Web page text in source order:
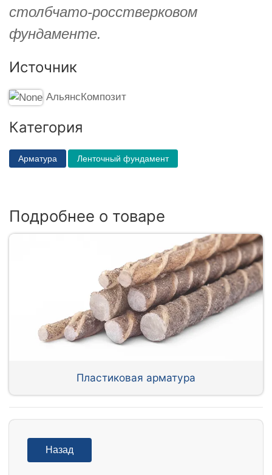
столбчато-росстверковом
фундаменте.
Источник
АльянсКомпозит
Категория
Арматура Ленточный фундамент
Подробнее о товаре
Пластиковая арматура
Назад